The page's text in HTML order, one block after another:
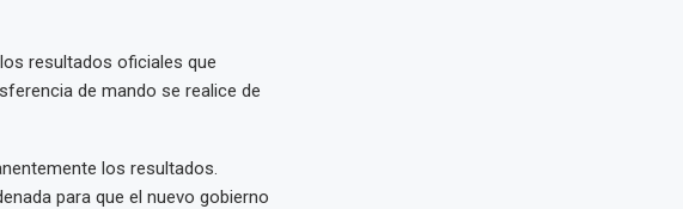
resultados oficiales que
de mando se realice de
los resultados.
para que el nuevo gobierno